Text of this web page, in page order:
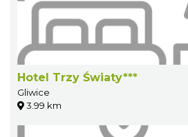
Hotel Trzy Światy***
Gliwice
3.99 km